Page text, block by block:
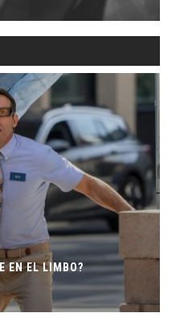
SECUELA DE
DIRECTOR
CINE